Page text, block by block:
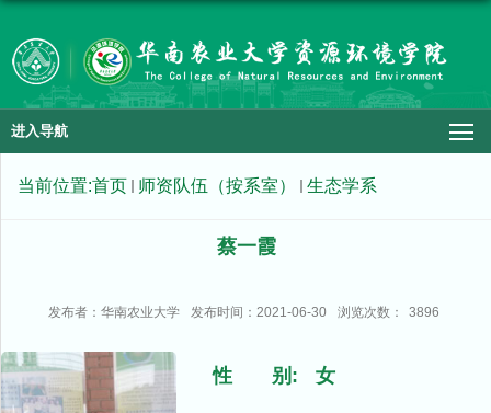
进入导航
当前位置:首页 师资队伍（按系室） 生态学系
蔡一霞
发布者：华南农业大学 发布时间：2021-06-30 浏览次数： 3896
性 别: 女